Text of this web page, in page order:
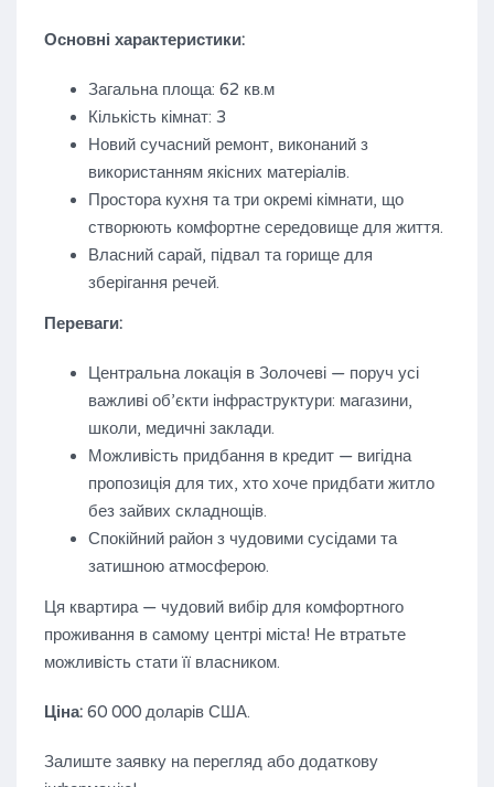
Основні характеристики:
Загальна площа: 62 кв.м
Кількість кімнат: 3
Новий сучасний ремонт, виконаний з
використанням якісних матеріалів.
Простора кухня та три окремі кімнати, що
створюють комфортне середовище для життя.
Власний сарай, підвал та горище для
зберігання речей.
Переваги:
Центральна локація в Золочеві — поруч усі
важливі об’єкти інфраструктури: магазини,
школи, медичні заклади.
Можливість придбання в кредит — вигідна
пропозиція для тих, хто хоче придбати житло
без зайвих складнощів.
Спокійний район з чудовими сусідами та
затишною атмосферою.
Ця квартира — чудовий вибір для комфортного
проживання в самому центрі міста! Не втратьте
можливість стати її власником.
Ціна: 60 000 доларів США.
Залиште заявку на перегляд або додаткову